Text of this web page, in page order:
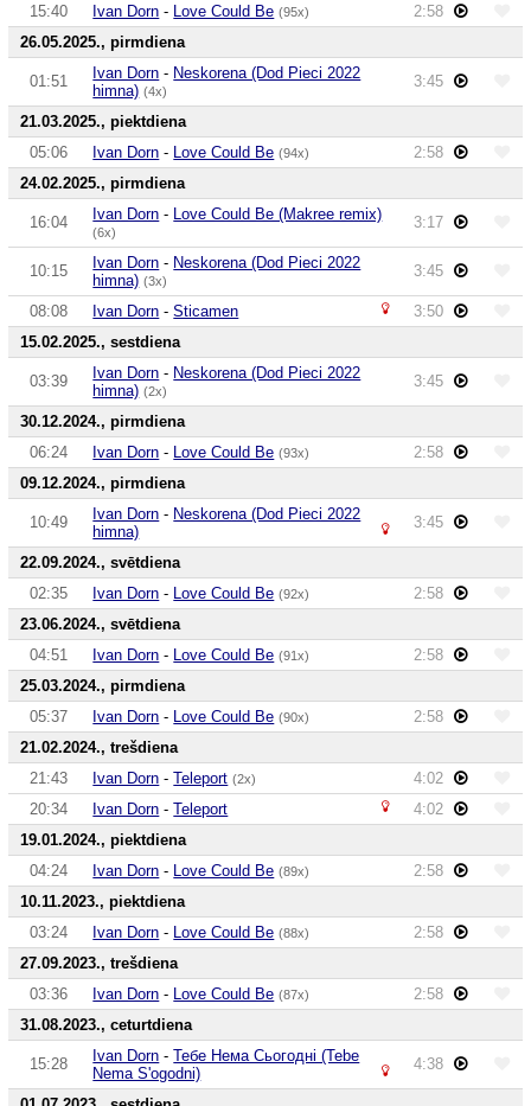
15:40
Ivan Dorn - Love Could Be (95x)
2:58
26.05.2025., pirmdiena
01:51 Ivan Dorn - Neskorena (Dod Pieci 2022
himna) (4x)
3:45
21.03.2025., piektdiena
05:06
Ivan Dorn - Love Could Be (94x)
2:58
24.02.2025., pirmdiena
16:04 Ivan Dorn - Love Could Be (Makree remix)
(6x)
3:17
10:15 Ivan Dorn - Neskorena (Dod Pieci 2022
himna) (3x)
3:45
08:08 Ivan Dorn -Sticamen
3:50
15.02.2025., sestdiena
03:39 Ivan Dorn - Neskorena (Dod Pieci 2022
himna) (2x)
3:45
30.12.2024., pirmdiena
06:24
Ivan Dorn - Love Could Be (93x)
2:58
09.12.2024., pirmdiena
10:49 Ivan Dorn - Neskorena (Dod Pieci 2022
himna)
3:45
22.09.2024., svētdiena
02:35
Ivan Dorn - Love Could Be (92x)
2:58
23.06.2024., svētdiena
04:51
Ivan Dorn - Love Could Be (91x)
2:58
25.03.2024., pirmdiena
05:37
Ivan Dorn - Love Could Be (90x)
2:58
21.02.2024., trešdiena
21:43
Ivan Dorn -Теleport (2x)
4:02
20:34
Ivan Dorn -Теleport
4:02
19.01.2024., piektdiena
04:24
Ivan Dorn - Love Could Be (89x)
2:58
10.11.2023., piektdiena
03:24
Ivan Dorn - Love Could Be (88x)
2:58
27.09.2023., trešdiena
03:36
Ivan Dorn - Love Could Be (87x)
2:58
31.08.2023., ceturtdiena
15:28 Ivan Dorn -Тебе Нема Сьогодні (Tebe
Nema Sʹogodnі)
4:38